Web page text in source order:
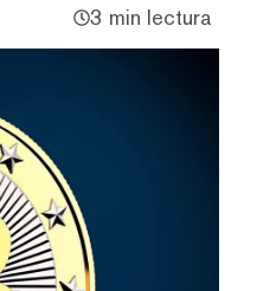
3 min lectura